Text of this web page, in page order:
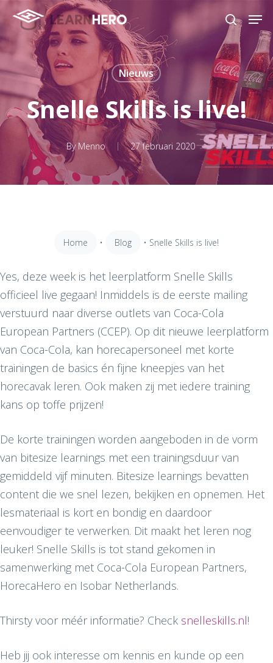
to
main
content
search
Nieuws
Snelle Skills is live!
By Menno 27 februari 2020
Home • Blog • Snelle Skills is live!
Yes, deze week is het leerplatform Snelle Skills
officieel live gegaan! Inmiddels is de eerste mailing
verstuurd naar diverse outlets van Coca-Cola
European Partners (CCEP). Op dit nieuwe leerplatform
van Coca-Cola, kan horecapersoneel met korte
trainingen de basics én fijne kneepjes van het
horecavak leren. Ook maken zij met iedere training
kans op toffe prijzen!
De korte trainingen worden aangeboden in de vorm
van bitesize learnings met een trainingsduur van
gemiddeld vijf minuten. Bitesize learnings bevatten
content die we snel lezen, bekijken en opnemen. Het
lesmateriaal is kort en bondig en daardoor
eenvoudiger te verwerken. Dit maakt het leren nog
leuker! Snelle Skills is tot stand gekomen in
samenwerking met Coca-Cola European Partners,
HorecaHero en Isobar Netherlands.
Thirsty voor méér informatie? Check snelleskills.nl!
Heb jij ook interesse om kennis en kunde op een